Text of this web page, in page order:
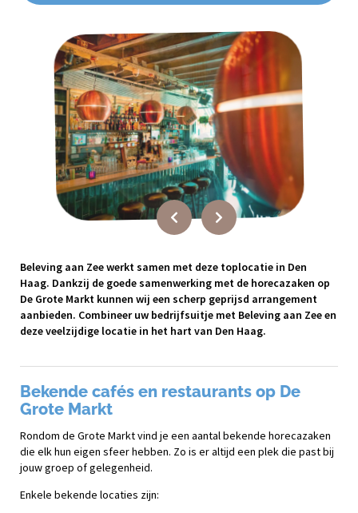
Beleving aan Zee werkt samen met deze toplocatie in Den
Haag. Dankzij de goede samenwerking met de horecazaken op
De Grote Markt kunnen wij een scherp geprijsd arrangement
aanbieden. Combineer uw bedrijfsuitje met Beleving aan Zee en
deze veelzijdige locatie in het hart van Den Haag.
Bekende cafés en restaurants op De
Grote Markt
Rondom de Grote Markt vind je een aantal bekende horecazaken
die elk hun eigen sfeer hebben. Zo is er altijd een plek die past bij
jouw groep of gelegenheid.
Enkele bekende locaties zijn: